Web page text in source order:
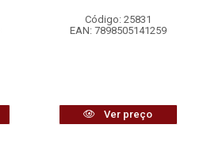
Código: 25831
EAN: 7898505141259
Ver preço